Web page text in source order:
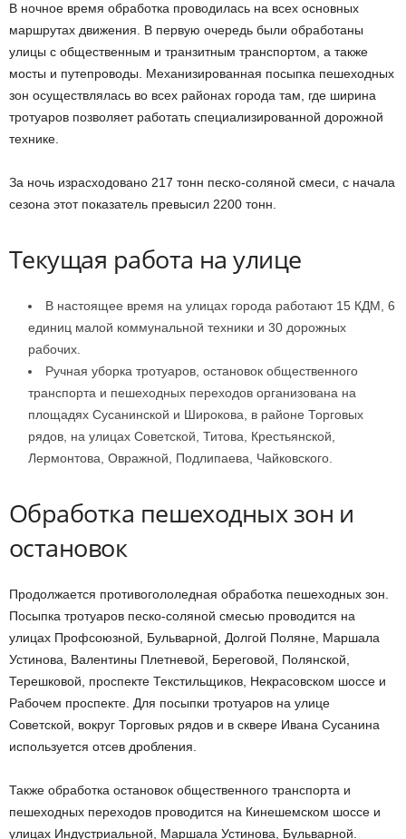
В ночное время обработка проводилась на всех основных
маршрутах движения. В первую очередь были обработаны
улицы с общественным и транзитным транспортом, а также
мосты и путепроводы. Механизированная посыпка пешеходных
зон осуществлялась во всех районах города там, где ширина
тротуаров позволяет работать специализированной дорожной
технике.
За ночь израсходовано 217 тонн песко-соляной смеси, с начала
сезона этот показатель превысил 2200 тонн.
Текущая работа на улице
В настоящее время на улицах города работают 15 КДМ, 6
единиц малой коммунальной техники и 30 дорожных
рабочих.
Ручная уборка тротуаров, остановок общественного
транспорта и пешеходных переходов организована на
площадях Сусанинской и Широкова, в районе Торговых
рядов, на улицах Советской, Титова, Крестьянской,
Лермонтова, Овражной, Подлипаева, Чайковского.
Обработка пешеходных зон и
остановок
Продолжается противогололедная обработка пешеходных зон.
Посыпка тротуаров песко-соляной смесью проводится на
улицах Профсоюзной, Бульварной, Долгой Поляне, Маршала
Устинова, Валентины Плетневой, Береговой, Полянской,
Терешковой, проспекте Текстильщиков, Некрасовском шоссе и
Рабочем проспекте. Для посыпки тротуаров на улице
Советской, вокруг Торговых рядов и в сквере Ивана Сусанина
используется отсев дробления.
Также обработка остановок общественного транспорта и
пешеходных переходов проводится на Кинешемском шоссе и
улицах Индустриальной, Маршала Устинова, Бульварной.